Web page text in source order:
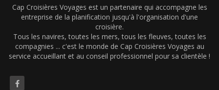
Cap Croisières Voyages est un partenaire qui accompagne les
entreprise de la planification jusqu'à l'organisation d'une
croisière.
Tous les navires, toutes les mers, tous les fleuves, toutes les
compagnies ... c'est le monde de Cap Croisières Voyages au
service accueillant et au conseil professionnel pour sa clientèle !